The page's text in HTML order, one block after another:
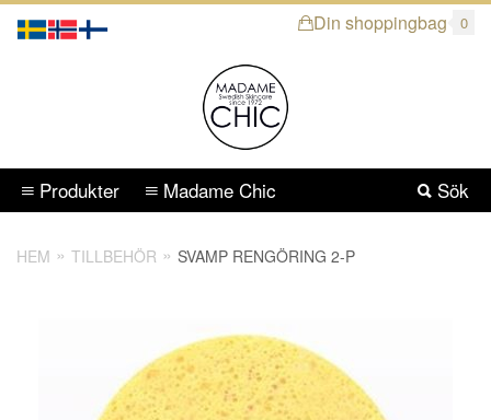
Din shoppingbag 0
Sök
Produkter Madame Chic
HEM TILLBEHÖR SVAMP RENGÖRING 2-P